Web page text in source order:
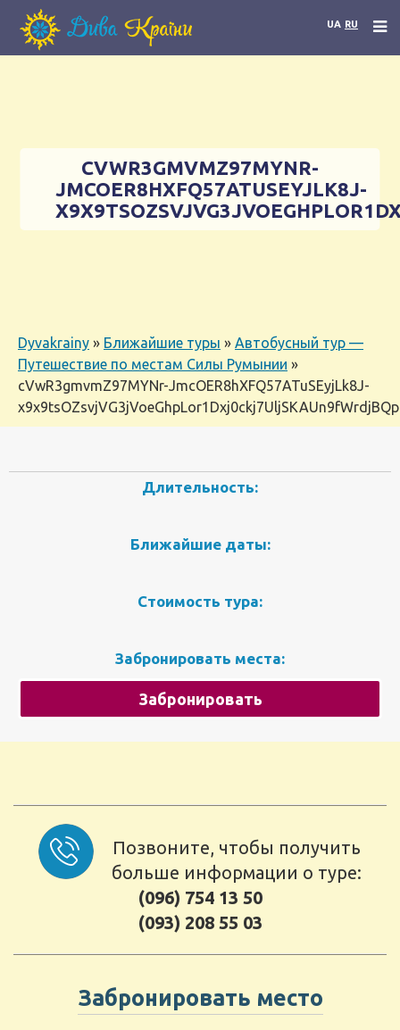
UA RU
CVWR3GMVMZ97MYNR-
JMCOER8HXFQ57ATUSEYJLK8J-
Dyvakrainy » Ближайшие туры » Автобусный тур —
Путешествие по местам Силы Румынии »
cVwR3gmvmZ97MYNr-JmcOER8hXFQ57ATuSEyjLk8J-
Длительность:
Ближайшие даты:
Стоимость тура:
Забронировать места:
Забронировать
Позвоните, чтобы получить
больше информации о туре:
(096) 754 13 50
(093) 208 55 03
Забронировать место